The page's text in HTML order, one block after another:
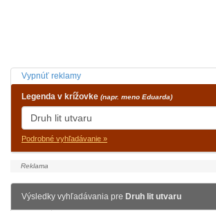
Vypnúť reklamy
Legenda v krížovke (napr. meno Eduarda)
Podrobné vyhľadávanie »
Výsledky vyhľadávania pre Druh lit utvaru